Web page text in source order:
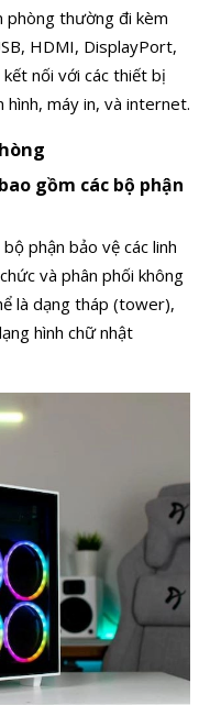
phòng thường đi kèm
HDMI, DisplayPort,
nối với các thiết bị
hình, máy in, và internet.
gồm các bộ phận
phận bảo vệ các linh
và phân phối không
là dạng tháp (tower),
hình chữ nhật